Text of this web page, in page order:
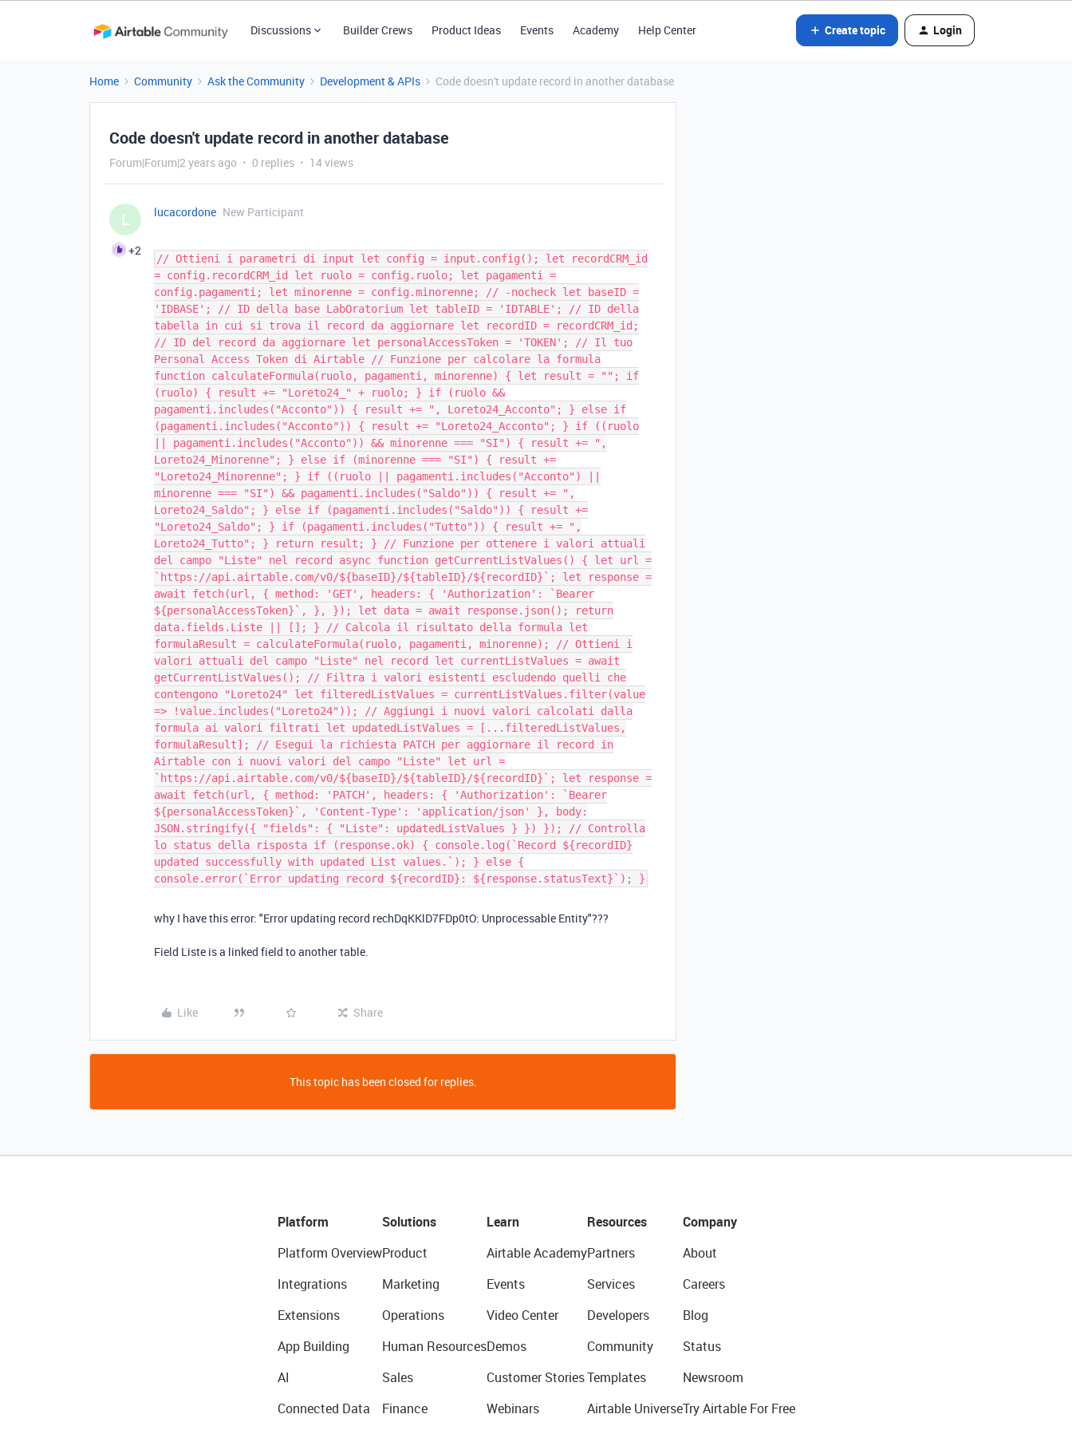
Discussions Builder Crews Product Ideas Events Academy Help Center Create topic Login
Home Community Ask the Community Development & APIs Code doesn't update record in another database
Code doesn't update record in another database
Forum|Forum|2 years ago 0 replies 14 views
L
+2
lucacordone New Participant
// Ottieni i parametri di input let config = input.config(); let recordCRM_id
= config.recordCRM_id let ruolo = config.ruolo; let pagamenti =
config.pagamenti; let minorenne = config.minorenne; // -nocheck let baseID =
'IDBASE'; // ID della base LabOratorium let tableID = 'IDTABLE'; // ID della
tabella in cui si trova il record da aggiornare let recordID = recordCRM_id;
// ID del record da aggiornare let personalAccessToken = 'TOKEN'; // Il tuo
Personal Access Token di Airtable // Funzione per calcolare la formula
function calculateFormula(ruolo, pagamenti, minorenne) { let result = ""; if
(ruolo) { result += "Loreto24_" + ruolo; } if (ruolo &&
pagamenti.includes("Acconto")) { result += ", Loreto24_Acconto"; } else if
(pagamenti.includes("Acconto")) { result += "Loreto24_Acconto"; } if ((ruolo
|| pagamenti.includes("Acconto")) && minorenne === "SI") { result += ",
Loreto24_Minorenne"; } else if (minorenne === "SI") { result +=
"Loreto24_Minorenne"; } if ((ruolo || pagamenti.includes("Acconto") ||
minorenne === "SI") && pagamenti.includes("Saldo")) { result += ",
Loreto24_Saldo"; } else if (pagamenti.includes("Saldo")) { result +=
"Loreto24_Saldo"; } if (pagamenti.includes("Tutto")) { result += ",
Loreto24_Tutto"; } return result; } // Funzione per ottenere i valori attuali
del campo "Liste" nel record async function getCurrentListValues() { let url =
`https://api.airtable.com/v0/${baseID}/${tableID}/${recordID}`; let response =
await fetch(url, { method: 'GET', headers: { 'Authorization': `Bearer
${personalAccessToken}`, }, }); let data = await response.json(); return
data.fields.Liste || []; } // Calcola il risultato della formula let
formulaResult = calculateFormula(ruolo, pagamenti, minorenne); // Ottieni i
valori attuali del campo "Liste" nel record let currentListValues = await
getCurrentListValues(); // Filtra i valori esistenti escludendo quelli che
contengono "Loreto24" let filteredListValues = currentListValues.filter(value
=> !value.includes("Loreto24")); // Aggiungi i nuovi valori calcolati dalla
formula ai valori filtrati let updatedListValues = [...filteredListValues,
formulaResult]; // Esegui la richiesta PATCH per aggiornare il record in
Airtable con i nuovi valori del campo "Liste" let url =
`https://api.airtable.com/v0/${baseID}/${tableID}/${recordID}`; let response =
await fetch(url, { method: 'PATCH', headers: { 'Authorization': `Bearer
${personalAccessToken}`, 'Content-Type': 'application/json' }, body:
JSON.stringify({ "fields": { "Liste": updatedListValues } }) }); // Controlla
lo status della risposta if (response.ok) { console.log(`Record ${recordID}
updated successfully with updated List values.`); } else {
console.error(`Error updating record ${recordID}: ${response.statusText}`); }
why I have this error: "Error updating record rechDqKKlD7FDp0tO: Unprocessable Entity"???
Field Liste is a linked field to another table.
Like Share
This topic has been closed for replies.
Platform
Platform Overview
Integrations
Extensions
App Building
AI
Connected Data
Solutions
Product
Marketing
Operations
Human Resources
Sales
Finance
Learn
Airtable Academy
Events
Video Center
Demos
Customer Stories
Webinars
Resources
Partners
Services
Developers
Community
Templates
Airtable Universe
Company
About
Careers
Blog
Status
Newsroom
Try Airtable For Free